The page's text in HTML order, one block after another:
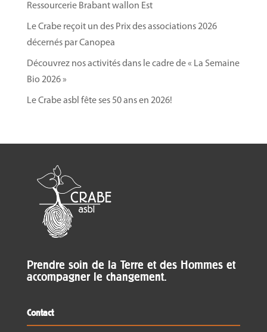
Ressourcerie Brabant wallon Est
Le Crabe reçoit un des Prix des associations 2026
décernés par Canopea
Découvrez nos activités dans le cadre de « La Semaine
Bio 2026 »
Le Crabe asbl fête ses 50 ans en 2026!
Prendre soin de la Terre et des Hommes et
accompagner le changement.
Contact